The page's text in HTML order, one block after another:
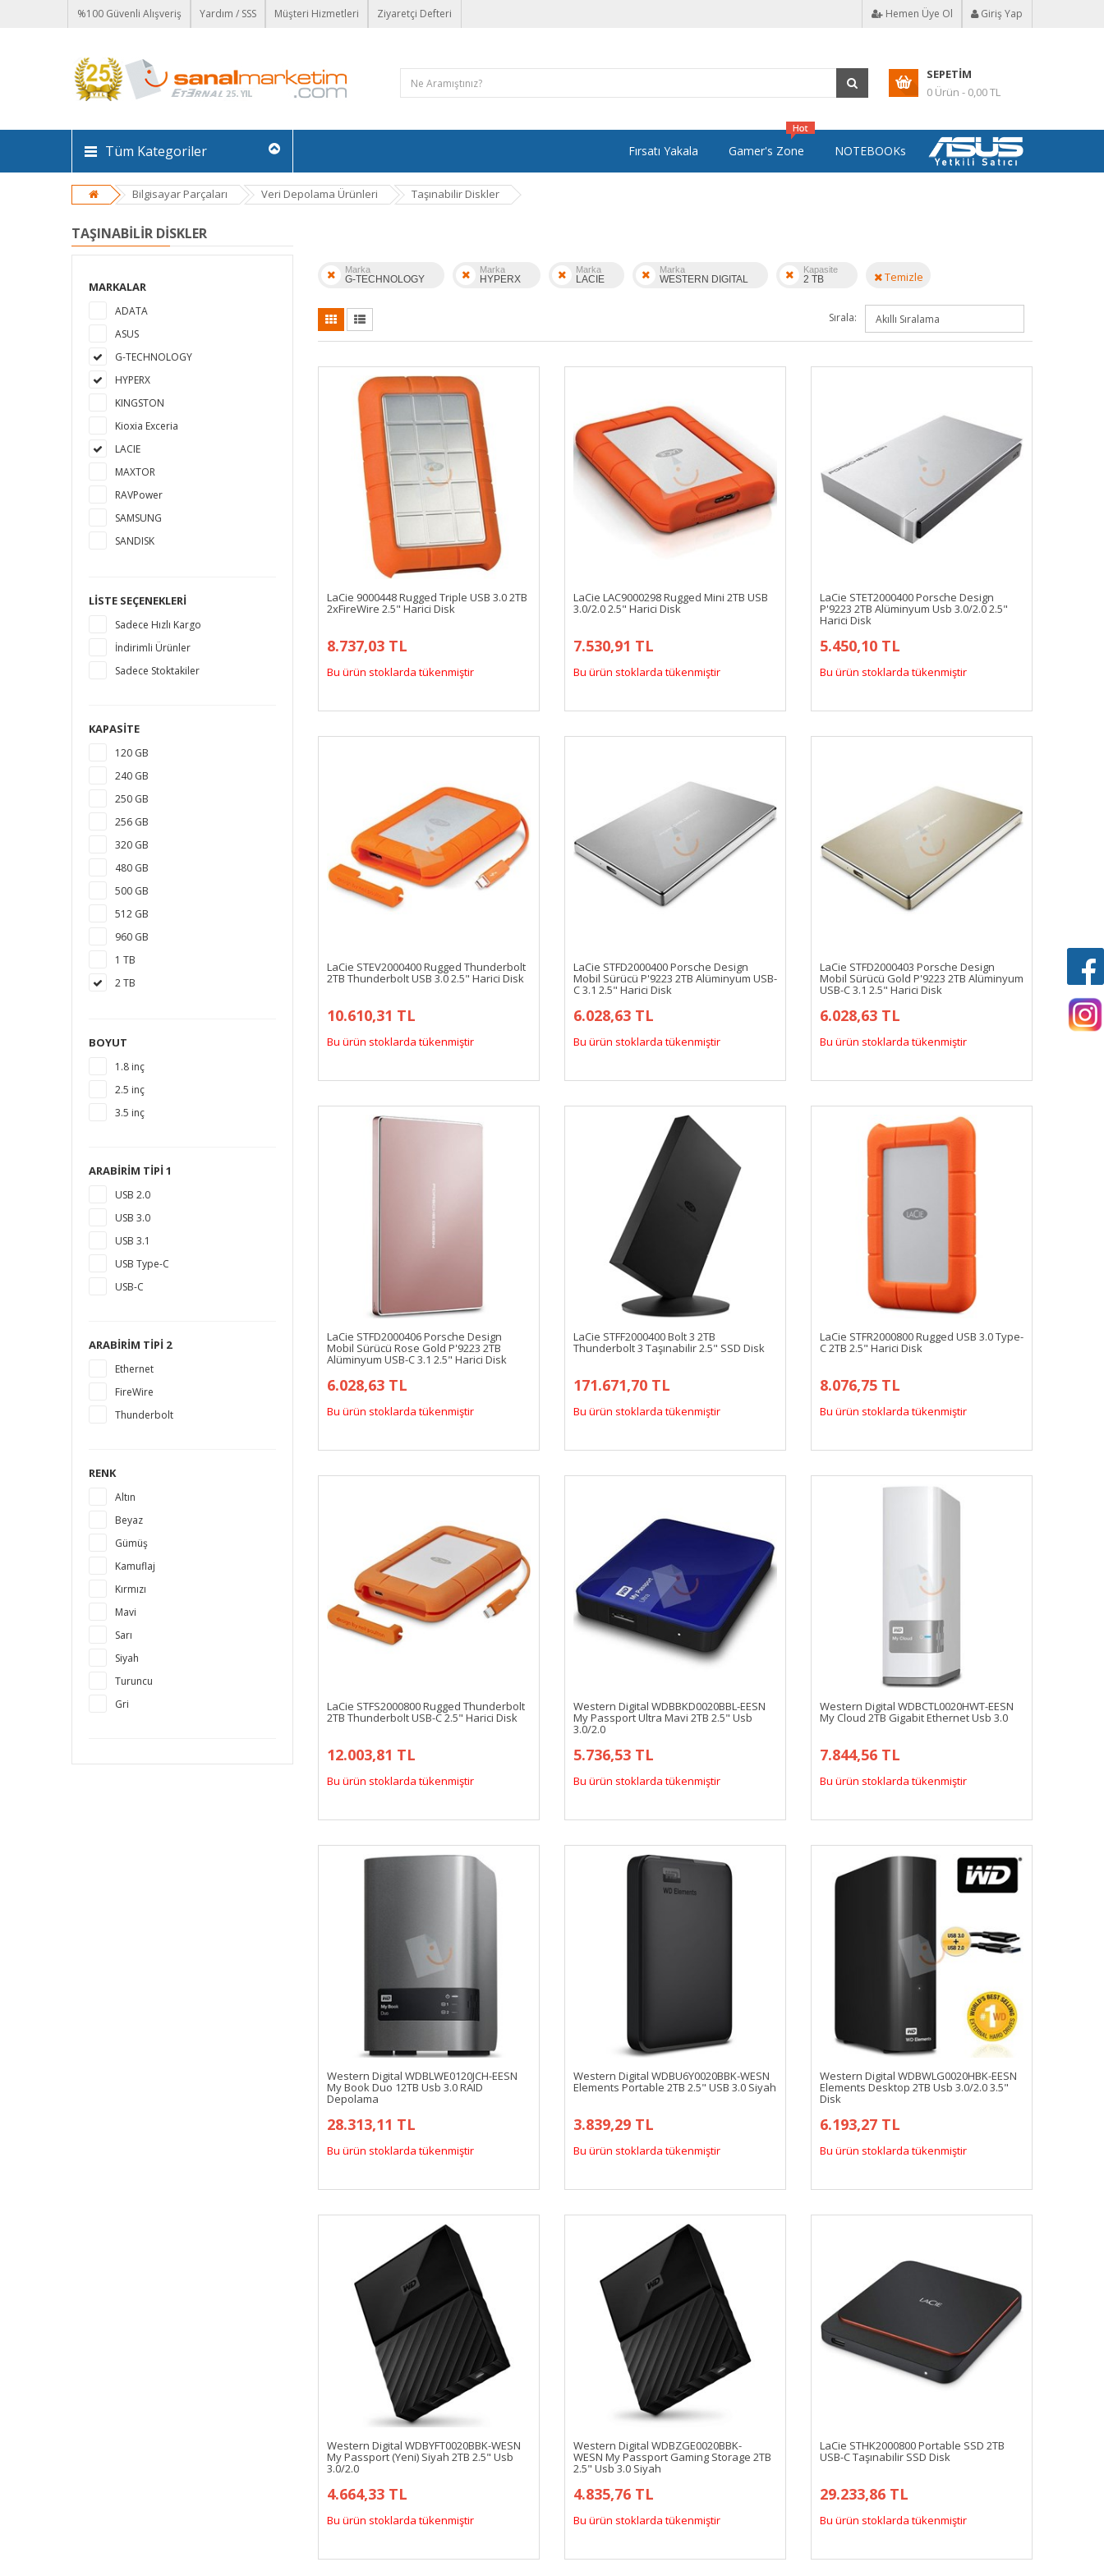
%100 Güvenli Alışveriş Yardım / SSS Müşteri Hizmetleri Ziyaretçi Defteri Hemen Üye Ol Giriş Yap
SEPETIM
0 Ürün - 0,00 TL
Tüm Kategoriler Fırsatı Yakala Gamer's Zone NOTEBOOKs
Bilgisayar Parçaları Veri Depolama Ürünleri Taşınabilir Diskler
TAŞINABILIR DISKLER
MARKALAR
ADATA
ASUS
G-TECHNOLOGY
HYPERX
KINGSTON
Kioxia Exceria
LACIE
MAXTOR
RAVPower
SAMSUNG
SANDISK
WESTERN DIGITAL
LISTE SEÇENEKLERI
Sadece Hızlı Kargo
İndirimli Ürünler
Sadece Stoktakiler
KAPASITE
120 GB
240 GB
250 GB
256 GB
320 GB
480 GB
500 GB
512 GB
960 GB
1 TB
2 TB
6 TB
8 TB
10 TB
16 TB
18 TB
1,5 TB
14 TB
BOYUT
1.8 inç
2.5 inç
3.5 inç
ARABIRIM TIPI 1
USB 2.0
USB 3.0
USB 3.1
USB Type-C
USB-C
ARABIRIM TIPI 2
Ethernet
FireWire
Thunderbolt
RENK
Altın
Beyaz
Gümüş
Kamuflaj
Kırmızı
Mavi
Sarı
Siyah
Turuncu
Gri
Marka
G-TECHNOLOGY
Marka
HYPERX
Marka
LACIE
Marka
WESTERN DIGITAL
Kapasite
2 TB Temizle
Sırala:
LaCie 9000448 Rugged Triple USB 3.0 2TB
2xFireWire 2.5" Harici Disk
8.737,03 TL
Bu ürün stoklarda tükenmiştir
LaCie LAC9000298 Rugged Mini 2TB USB
3.0/2.0 2.5" Harici Disk
7.530,91 TL
Bu ürün stoklarda tükenmiştir
LaCie STET2000400 Porsche Design
P'9223 2TB Alüminyum Usb 3.0/2.0 2.5"
Harici Disk
5.450,10 TL
Bu ürün stoklarda tükenmiştir
LaCie STEV2000400 Rugged Thunderbolt
2TB Thunderbolt USB 3.0 2.5" Harici Disk
10.610,31 TL
Bu ürün stoklarda tükenmiştir
LaCie STFD2000400 Porsche Design
Mobil Sürücü P'9223 2TB Alüminyum USB-
C 3.1 2.5" Harici Disk
6.028,63 TL
Bu ürün stoklarda tükenmiştir
LaCie STFD2000403 Porsche Design
Mobil Sürücü Gold P'9223 2TB Alüminyum
USB-C 3.1 2.5" Harici Disk
6.028,63 TL
Bu ürün stoklarda tükenmiştir
LaCie STFD2000406 Porsche Design
Mobil Sürücü Rose Gold P'9223 2TB
Alüminyum USB-C 3.1 2.5" Harici Disk
6.028,63 TL
Bu ürün stoklarda tükenmiştir
LaCie STFF2000400 Bolt 3 2TB
Thunderbolt 3 Taşınabilir 2.5" SSD Disk
171.671,70 TL
Bu ürün stoklarda tükenmiştir
LaCie STFR2000800 Rugged USB 3.0 Type-
C 2TB 2.5" Harici Disk
8.076,75 TL
Bu ürün stoklarda tükenmiştir
LaCie STFS2000800 Rugged Thunderbolt
2TB Thunderbolt USB-C 2.5" Harici Disk
12.003,81 TL
Bu ürün stoklarda tükenmiştir
Western Digital WDBBKD0020BBL-EESN
My Passport Ultra Mavi 2TB 2.5" Usb
3.0/2.0
5.736,53 TL
Bu ürün stoklarda tükenmiştir
Western Digital WDBCTL0020HWT-EESN
My Cloud 2TB Gigabit Ethernet Usb 3.0
7.844,56 TL
Bu ürün stoklarda tükenmiştir
Western Digital WDBLWE0120JCH-EESN
My Book Duo 12TB Usb 3.0 RAID
Depolama
28.313,11 TL
Bu ürün stoklarda tükenmiştir
Western Digital WDBU6Y0020BBK-WESN
Elements Portable 2TB 2.5" USB 3.0 Siyah
3.839,29 TL
Bu ürün stoklarda tükenmiştir
Western Digital WDBWLG0020HBK-EESN
Elements Desktop 2TB Usb 3.0/2.0 3.5"
Disk
6.193,27 TL
Bu ürün stoklarda tükenmiştir
Western Digital WDBYFT0020BBK-WESN
My Passport (Yeni) Siyah 2TB 2.5" Usb
3.0/2.0
4.664,33 TL
Bu ürün stoklarda tükenmiştir
Western Digital WDBZGE0020BBK-
WESN My Passport Gaming Storage 2TB
2.5" Usb 3.0 Siyah
4.835,76 TL
Bu ürün stoklarda tükenmiştir
LaCie STHK2000800 Portable SSD 2TB
USB-C Taşınabilir SSD Disk
29.233,86 TL
Bu ürün stoklarda tükenmiştir